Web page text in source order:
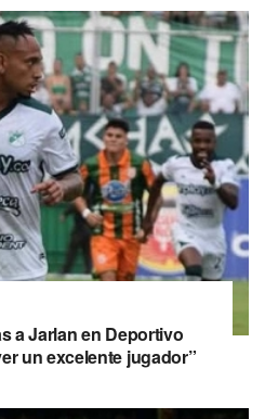
a Jarlan en Deportivo
un excelente jugador”